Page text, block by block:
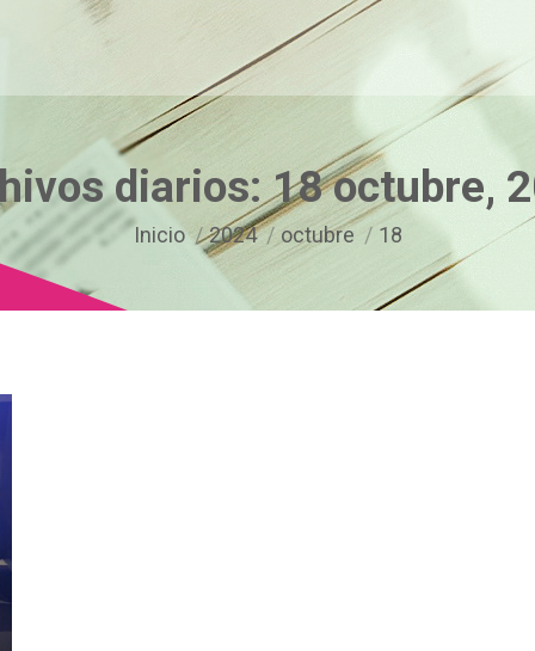
diarios:18 octubre,
Estás aquí:
Inicio 2024 octubre 18